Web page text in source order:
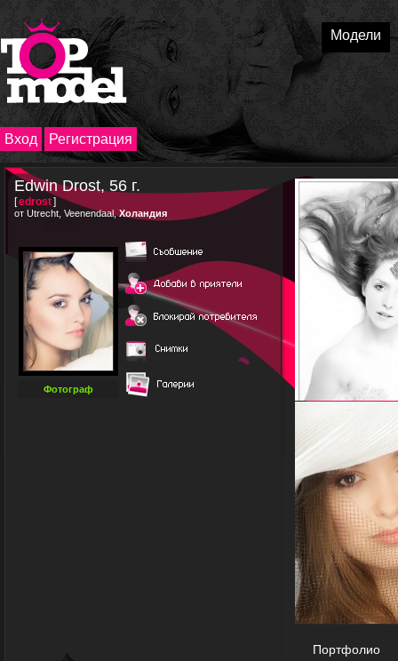
Модели
Вход Регистрация
Edwin Drost, 56 г.
[edrost]
от Utrecht, Veenendaal,Холандия
Фотограф
Портфолио